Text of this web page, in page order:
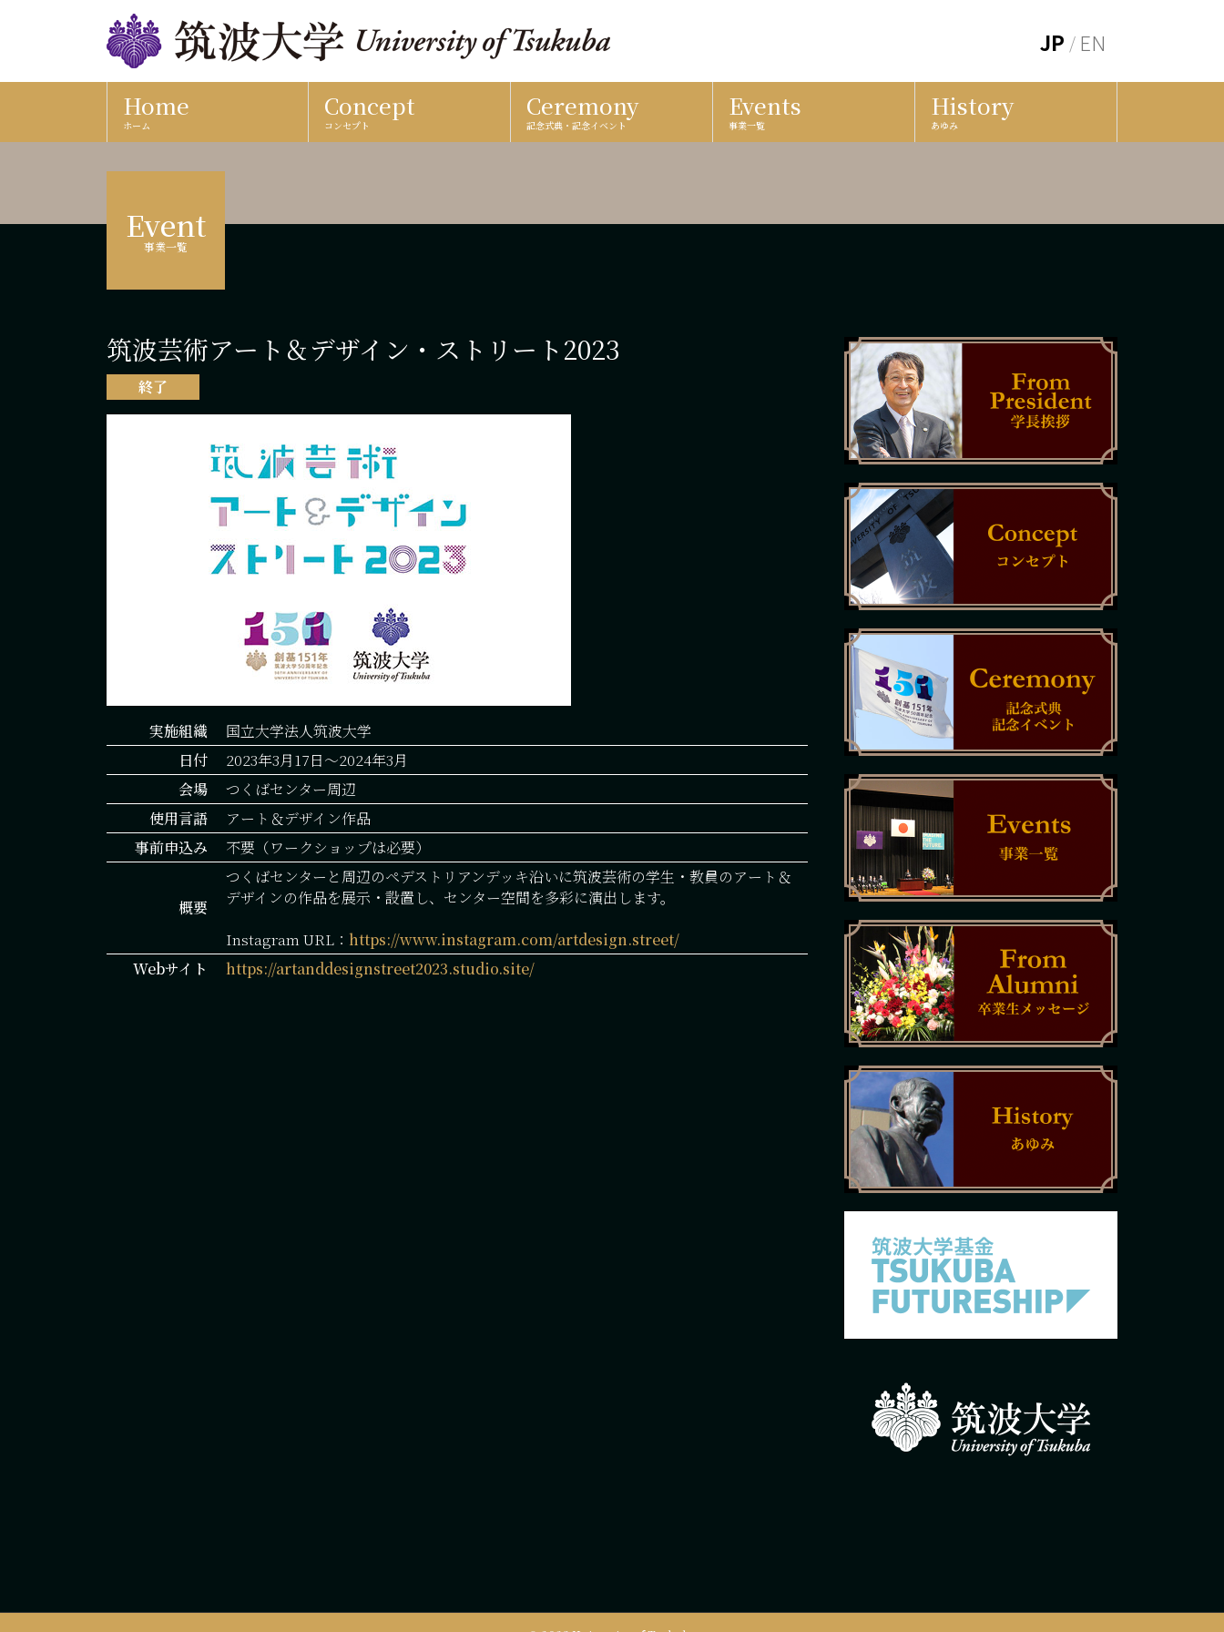
JP EN
Home
ホーム
Concept
コンセプト
Ceremony
記念式典・記念イベント
Events
事業一覧
History
あゆみ
Event
事業一覧
筑波芸術アート＆デザイン・ストリート2023
終了
実施組織
国立大学法人筑波大学
日付
2023年3月17日〜2024年3月
会場
つくばセンター周辺
使用言語
アート＆デザイン作品
事前申込み
不要（ワークショップは必要）
概要
つくばセンターと周辺のペデストリアンデッキ沿いに筑波芸術の学生・教員のアート＆
デザインの作品を展示・設置し、センター空間を多彩に演出します。
Instagram URL： https://www.instagram.com/artdesign.street/
Webサイト
https://artanddesignstreet2023.studio.site/